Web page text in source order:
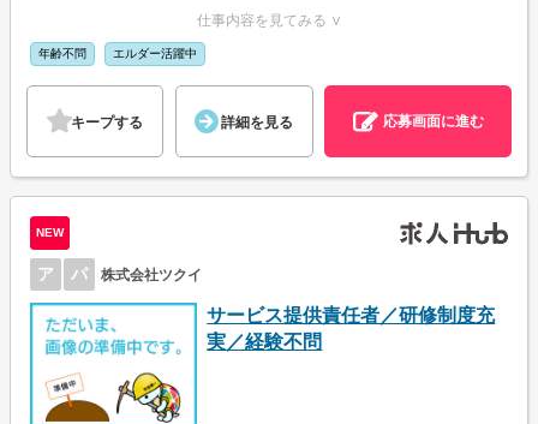
仕事内容を見てみる ∨
年齢不問 エルダー活躍中
キープする 詳細を見る 応募画面に進む
NEW
ア パ 株式会社ツクイ
サービス提供責任者／研修制度充
実／経験不問